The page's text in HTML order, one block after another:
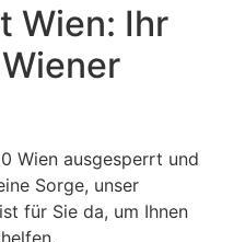
Wien: Ihr
Wien ausgesperrt und
Sorge, unser
ist für Sie da, um Ihnen